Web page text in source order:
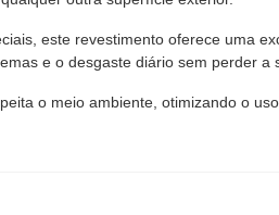
este revestimento oferece uma
e o desgaste diário sem perder a
o meio ambiente, otimizando o